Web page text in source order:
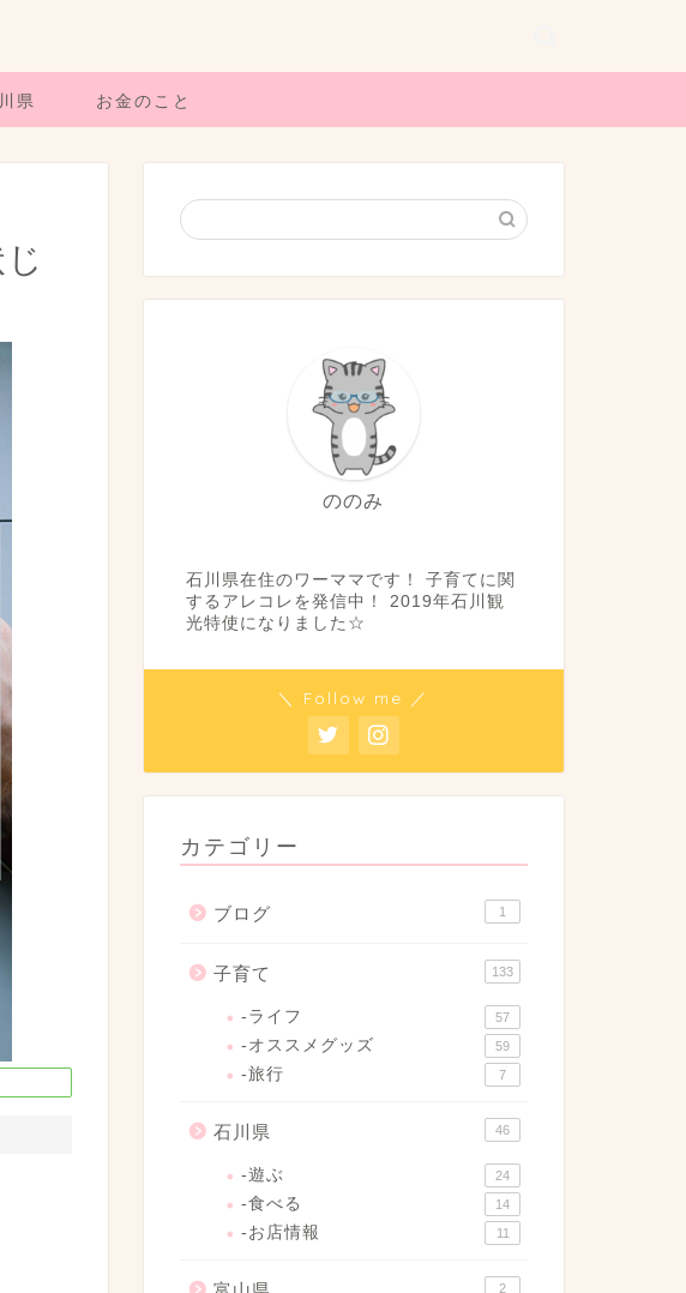
県 お金のこと
ののみ
石川県在住のワーママです！ 子育てに関
するアレコレを発信中！ 2019年石川観
光特使になりました☆
＼ Follow me ／
カテゴリー
ブログ 1
子育て 133
-ライフ 57
-オススメグッズ 59
-旅行 7
石川県 46
-遊ぶ 24
-食べる 14
-お店情報 11
2